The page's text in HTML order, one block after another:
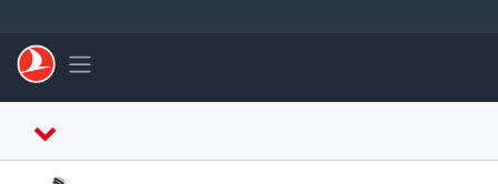
Toggle navigation